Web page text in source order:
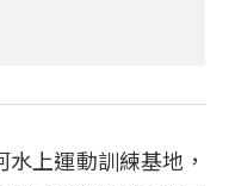
上運動訓練基地，